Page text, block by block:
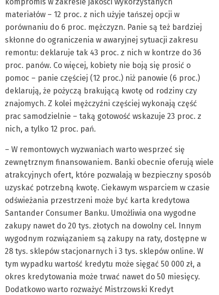
kompromis w zakresie jakości wykorzystanych
materiałów – 12 proc. z nich użyje tańszej opcji w
porównaniu do 6 proc. mężczyzn. Panie są też bardziej
skłonne do ograniczenia w awaryjnej sytuacji zakresu
remontu: deklaruje tak 43 proc. z nich w kontrze do 36
proc. panów. Co więcej, kobiety nie boją się prosić o
pomoc – panie częściej (12 proc.) niż panowie (6 proc.)
deklarują, że pożyczą brakującą kwotę od rodziny czy
znajomych. Z kolei mężczyźni częściej wykonają część
prac samodzielnie – taką gotowość wskazuje 23 proc. z
nich, a tylko 12 proc. pań.
– W remontowych wyzwaniach warto wesprzeć się
zewnętrznym finansowaniem. Banki obecnie oferują wiele
atrakcyjnych ofert, które pozwalają w bezpieczny sposób
uzyskać potrzebną kwotę. Ciekawym wsparciem w czasie
odświeżania przestrzeni może być karta kredytowa
Santander Consumer Banku. Umożliwia ona wygodne
zakupy nawet do 20 tys. złotych na dowolny cel. Innym
wygodnym rozwiązaniem są zakupy na raty, dostępne w
28 tys. sklepów stacjonarnych i 3 tys. sklepów online. W
tym wypadku wartość kredytu może sięgać 50 000 zł, a
okres kredytowania może trwać nawet do 50 miesięcy.
Dodatkowo warto rozważyć Mistrzowski Kredyt